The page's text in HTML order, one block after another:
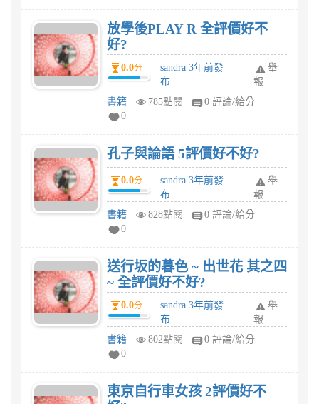
放學後PLAY R 全評價好不
好?
0.0分
sandra 3年前發
布
舉
報
書籍
785點閱
0 評論/給分
0
孔子與論語 5評價好不好?
0.0分
sandra 3年前發
布
舉
報
書籍
828點閱
0 評論/給分
0
送行坂的暮色 ~ 出世花 其之四
~ 全評價好不好?
0.0分
sandra 3年前發
布
舉
報
書籍
802點閱
0 評論/給分
0
東京自行車女孩 2評價好不